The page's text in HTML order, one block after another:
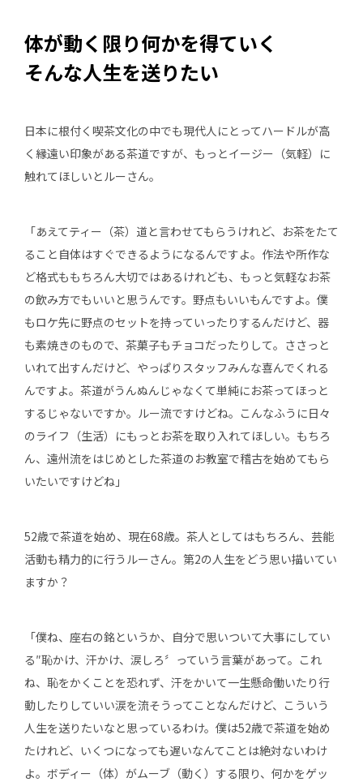
体が動く限り何かを得ていく
そんな人生を送りたい
日本に根付く喫茶文化の中でも現代人にとってハードルが高
く縁遠い印象がある茶道ですが、もっとイージー（気軽）に
触れてほしいとルーさん。
「あえてティー（茶）道と言わせてもらうけれど、お茶をたて
ること自体はすぐできるようになるんですよ。作法や所作な
ど格式ももちろん大切ではあるけれども、もっと気軽なお茶
の飲み方でもいいと思うんです。野点もいいもんですよ。僕
もロケ先に野点のセットを持っていったりするんだけど、器
も素焼きのもので、茶菓子もチョコだったりして。ささっと
いれて出すんだけど、やっぱりスタッフみんな喜んでくれる
んですよ。茶道がうんぬんじゃなくて単純にお茶ってほっと
するじゃないですか。ルー流ですけどね。こんなふうに日々
のライフ（生活）にもっとお茶を取り入れてほしい。もちろ
ん、遠州流をはじめとした茶道のお教室で稽古を始めてもら
いたいですけどね」
52歳で茶道を始め、現在68歳。茶人としてはもちろん、芸能
活動も精力的に行うルーさん。第2の人生をどう思い描いてい
ますか？
「僕ね、座右の銘というか、自分で思いついて大事にしてい
る″恥かけ、汗かけ、涙しろ〞っていう言葉があって。これ
ね、恥をかくことを恐れず、汗をかいて一生懸命働いたり行
動したりしていい涙を流そうってことなんだけど、こういう
人生を送りたいなと思っているわけ。僕は52歳で茶道を始め
たけれど、いくつになっても遅いなんてことは絶対ないわけ
よ。ボディー（体）がムーブ（動く）する限り、何かをゲッ